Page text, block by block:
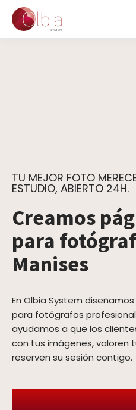
TU MEJOR FOTO
ESTUDIO, ABIERTO 24H.
Creamos
para
Manises
En Olbia System
para fotógrafos
ayudamos a que los
con tus imágenes, valoren
reserven su sesión contigo.